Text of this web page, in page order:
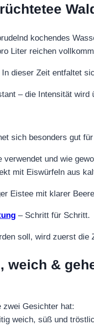
kochendes
Liter reichen
dieser Zeit entfaltet
– die Intensität
sich besonders gut
verwendet und wie
mit Eiswürfeln aus
Eistee mit klarer
– Schritt für Schritt.
soll, wird zuerst die
weich &
zwei Gesichter hat:
weich, süß und